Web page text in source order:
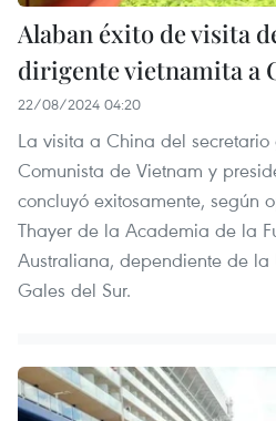
Alaban éxito de visita
dirigente vietnamita a
22/08/2024 04:20
La visita a China del
Comunista de Vietnam y
concluyó exitosamente, según
Thayer de la Academia de la
Australiana, dependiente de
Gales del Sur.